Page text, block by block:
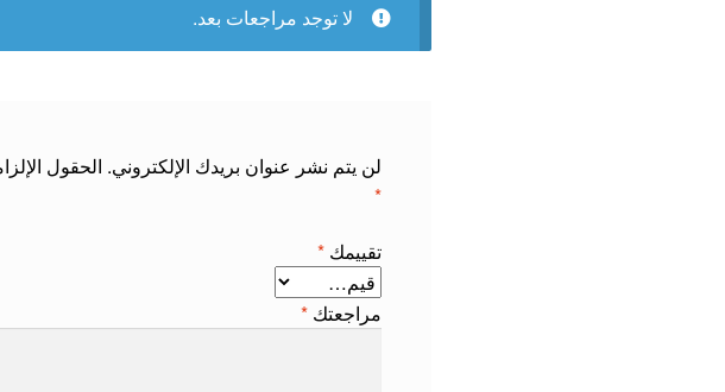
لا توجد مراجعات بعد.
لن يتم نشر عنوان بريدك الإلكتروني. الحقول
*
تقييمك*
مراجعتك*